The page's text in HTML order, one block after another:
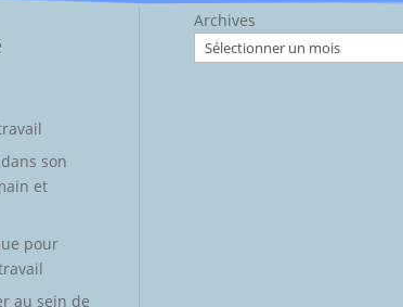
son
et
pour
au sein de
Archives